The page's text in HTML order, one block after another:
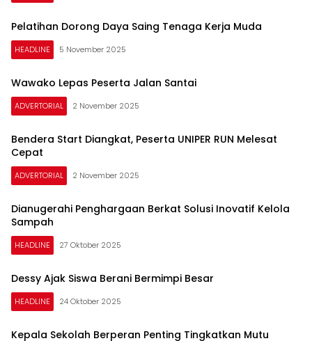
Pelatihan Dorong Daya Saing Tenaga Kerja Muda
HEADLINE 5 November 2025
Wawako Lepas Peserta Jalan Santai
ADVERTORIAL 2 November 2025
Bendera Start Diangkat, Peserta UNIPER RUN Melesat
Cepat
ADVERTORIAL 2 November 2025
Dianugerahi Penghargaan Berkat Solusi Inovatif Kelola
Sampah
HEADLINE 27 Oktober 2025
Dessy Ajak Siswa Berani Bermimpi Besar
HEADLINE 24 Oktober 2025
Kepala Sekolah Berperan Penting Tingkatkan Mutu